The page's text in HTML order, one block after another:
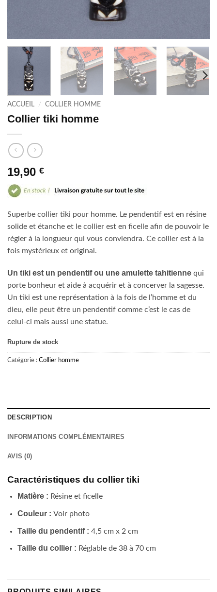
ACCUEIL / COLLIER HOMME
Collier tiki homme
19,90 €
Superbe collier tiki pour homme. Le pendentif est en résine
solide et étanche et le collier est en ficelle afin de pouvoir le
régler à la longueur qui vous conviendra. Ce collier est à la
fois mystérieux et original.
Un tiki est un pendentif ou une amulette tahitienne qui
porte bonheur et aide à acquérir et à concerver la sagesse.
Un tiki est une représentation à la fois de l’homme et du
dieu, elle peut être un pendentif comme c’est le cas de
celui-ci mais aussi une statue.
Rupture de stock
Catégorie : Collier homme
DESCRIPTION
INFORMATIONS COMPLÉMENTAIRES
AVIS (0)
Caractéristiques du collier tiki
Matière : Résine et ficelle
Couleur : Voir photo
Taille du pendentif : 4,5 cm x 2 cm
Taille du collier : Réglable de 38 à 70 cm